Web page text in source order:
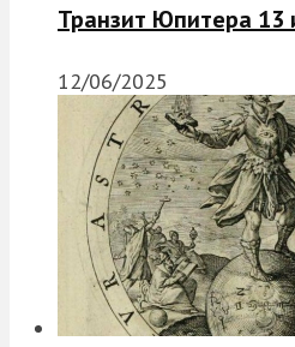
Транзит Юпитера 13
12/06/2025